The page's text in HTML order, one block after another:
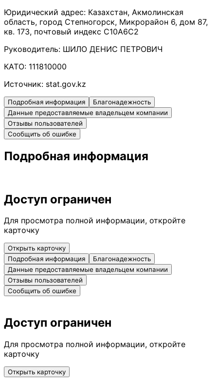
Юридический адрес: Казахстан, Акмолинская
область, город Степногорск, Микрорайон 6, дом 87,
кв. 173, почтовый индекс C10A6C2
Руководитель: ШИЛО ДЕНИС ПЕТРОВИЧ
КАТО: 111810000
Источник: stat.gov.kz
Подробная информация
Благонадежность
Данные предоставляемые владельцем компании
Отзывы пользователей
Сообщить об ошибке
Подробная информация
Доступ ограничен
Для просмотра полной информации, откройте
карточку
Открыть карточку
Подробная информация
Благонадежность
Данные предоставляемые владельцем компании
Отзывы пользователей
Сообщить об ошибке
Доступ ограничен
Для просмотра полной информации, откройте
карточку
Открыть карточку